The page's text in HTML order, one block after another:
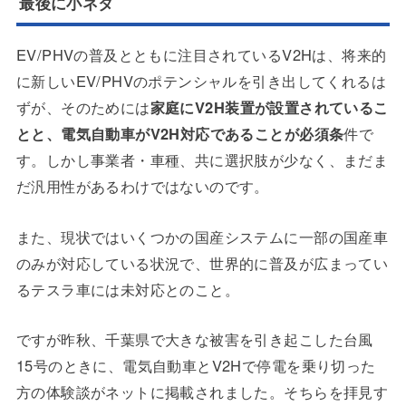
EV/PHVの普及とともに注目されているV2Hは、将来的
に新しいEV/PHVのポテンシャルを引き出してくれるは
ずが、そのためには家庭にV2H装置が設置されているこ
とと、電気自動車がV2H対応であることが必須条件で
す。しかし事業者・車種、共に選択肢が少なく、まだま
だ汎用性があるわけではないのです。
また、現状ではいくつかの国産システムに一部の国産車
のみが対応している状況で、世界的に普及が広まってい
るテスラ車には未対応とのこと。
ですが昨秋、千葉県で大きな被害を引き起こした台風
15号のときに、電気自動車とV2Hで停電を乗り切った
方の体験談がネットに掲載されました。そちらを拝見す